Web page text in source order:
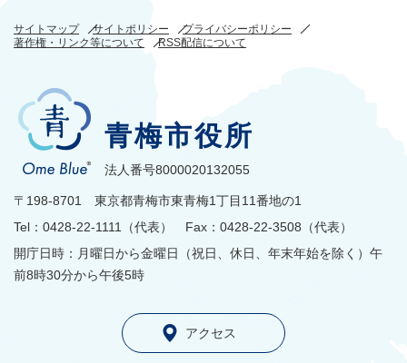
サイトマップ サイトポリシー
プライバシーポリシー
著作権・リンク等について
RSS配信について
青梅市役所
法人番号8000020132055
〒198-8701 東京都青梅市東青梅1丁目11番地の1
Tel：0428-22-1111（代表） Fax：0428-22-3508（代表）
開庁日時：月曜日から金曜日（祝日、休日、年末年始を除く）午
前8時30分から午後5時
アクセス